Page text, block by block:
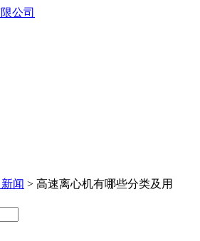
闻 > 高速离心机有哪些分类及用